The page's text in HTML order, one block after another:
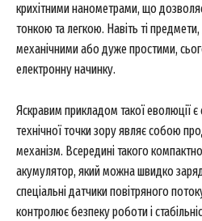
крихітними нанометрами, що
тонкою та легкою. Навіть ті
механічними або дуже простими,
електронну начинку.
Яскравим прикладом такої еволюції є
технічної точки зору являє собою
механізм. Всередині такого
акумулятор, який можна швидко
спеціальні датчики повітряного
контролює безпеку роботи і